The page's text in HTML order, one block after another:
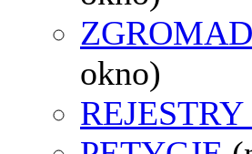
okno)